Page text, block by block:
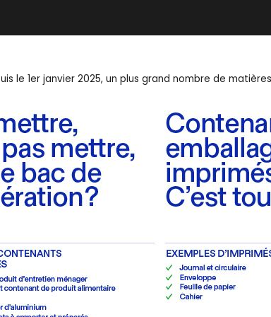
le 1er janvier 2025, un plus grand nombre de